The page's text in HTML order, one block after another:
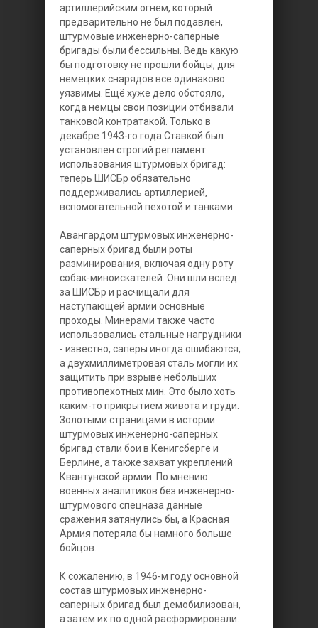
артиллерийским огнем, который
предварительно не был подавлен,
штурмовые инженерно-саперные
бригады были бессильны. Ведь какую
бы подготовку не прошли бойцы, для
немецких снарядов все одинаково
уязвимы. Ещё хуже дело обстояло,
когда немцы свои позиции отбивали
танковой контратакой. Только в
декабре 1943-го года Ставкой был
установлен строгий регламент
использования штурмовых бригад:
теперь ШИСБр обязательно
поддерживались артиллерией,
вспомогательной пехотой и танками.
Авангардом штурмовых инженерно-
саперных бригад были роты
разминирования, включая одну роту
собак-миноискателей. Они шли вслед
за ШИСБр и расчищали для
наступающей армии основные
проходы. Минерами также часто
использовались стальные нагрудники
- известно, саперы иногда ошибаются,
а двухмиллиметровая сталь могли их
защитить при взрыве небольших
противопехотных мин. Это было хоть
каким-то прикрытием живота и груди.
Золотыми страницами в истории
штурмовых инженерно-саперных
бригад стали бои в Кенигсберге и
Берлине, а также захват укреплений
Квантунской армии. По мнению
военных аналитиков без инженерно-
штурмового спецназа данные
сражения затянулись бы, а Красная
Армия потеряла бы намного больше
бойцов.
К сожалению, в 1946-м году основной
состав штурмовых инженерно-
саперных бригад был демобилизован,
а затем их по одной расформировали.